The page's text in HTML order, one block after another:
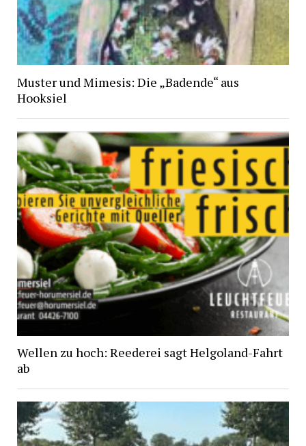
Muster und Mimesis: Die „Badende“ aus
Hooksiel
Wellen zu hoch: Reederei sagt Helgoland-Fahrt
ab